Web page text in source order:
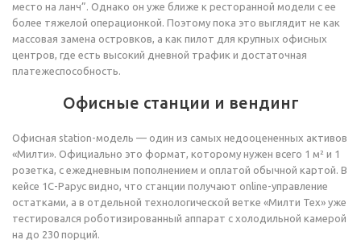
место на ланч”. Однако он уже ближе к ресторанной модели с ее
более тяжелой операционкой. Поэтому пока это выглядит не как
массовая замена островков, а как пилот для крупных офисных
центров, где есть высокий дневной трафик и достаточная
платежеспособность.
Офисные станции и вендинг
Офисная station-модель — один из самых недооцененных активов
«Милти». Официально это формат, которому нужен всего 1 м² и 1
розетка, с ежедневным пополнением и оплатой обычной картой. В
кейсе 1С-Рарус видно, что станции получают online-управление
остатками, а в отдельной технологической ветке «Милти Тех» уже
тестировался роботизированный аппарат с холодильной камерой
на до 230 порций.